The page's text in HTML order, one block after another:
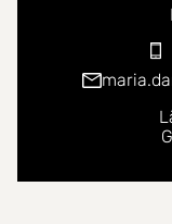
Du kan kontakta